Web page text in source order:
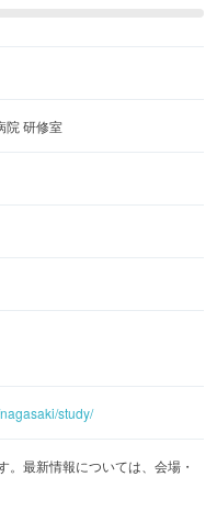
院 研修室
study/
最新情報については、会場・